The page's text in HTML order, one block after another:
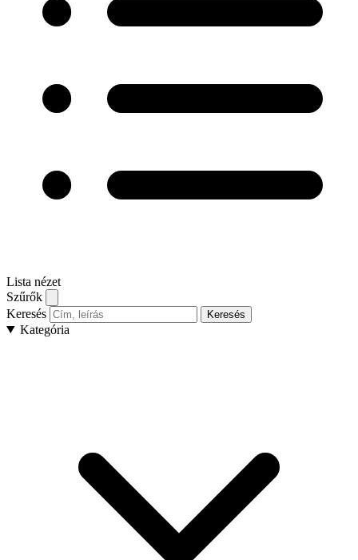
Lista nézet
Szűrők
Keresés
Keresés
Kategória